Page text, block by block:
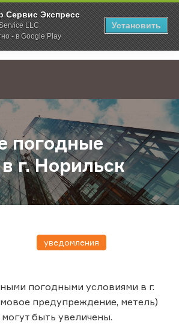
Сервис Экспресс
LLC
- в Google Play
Установить
Новости Cложные погодные условия в г.
погодные
г. Норильск
уведомления
погодными условиями в г.
предупреждение, метель)
быть увеличены.